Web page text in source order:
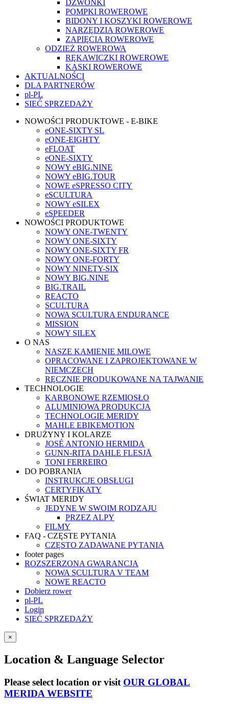
DZWONKI
POMPKI ROWEROWE
BIDONY I KOSZYKI ROWEROWE
NARZĘDZIA ROWEROWE
ZAPIĘCIA ROWEROWE
ODZIEŻ ROWEROWA
RĘKAWICZKI ROWEROWE
KASKI ROWEROWE
AKTUALNOŚCI
DLA PARTNERÓW
pl-PL
SIEĆ SPRZEDAŻY
NOWOŚCI PRODUKTOWE - E-BIKE
eONE-SIXTY SL
eONE-EIGHTY
eFLOAT
eONE-SIXTY
NOWY eBIG.NINE
NOWY eBIG.TOUR
NOWE eSPRESSO CITY
eSCULTURA
NOWY eSILEX
eSPEEDER
NOWOŚCI PRODUKTOWE
NOWY ONE-TWENTY
NOWY ONE-SIXTY
NOWY ONE-SIXTY FR
NOWY ONE-FORTY
NOWY NINETY-SIX
NOWY BIG.NINE
BIG.TRAIL
REACTO
SCULTURA
NOWA SCULTURA ENDURANCE
MISSION
NOWY SILEX
O NAS
NASZE KAMIENIE MILOWE
OPRACOWANE I ZAPROJEKTOWANE W
NIEMCZECH
RĘCZNIE PRODUKOWANE NA TAJWANIE
TECHNOLOGIE
KARBONOWE RZEMIOSŁO
ALUMINIOWA PRODUKCJA
TECHNOLOGIE MERIDY
MAHLE EBIKEMOTION
DRUŻYNY I KOLARZE
JOSÉ ANTONIO HERMIDA
GUNN-RITA DAHLE FLESJÅ
TONI FERREIRO
DO POBRANIA
INSTRUKCJE OBSŁUGI
CERTYFIKATY
ŚWIAT MERIDY
JEDYNE W SWOIM RODZAJU
PRZEZ ALPY
FILMY
FAQ - CZĘSTE PYTANIA
CZĘSTO ZADAWANE PYTANIA
footer pages
ROZSZERZONA GWARANCJA
NOWA SCULTURA V TEAM
NOWE REACTO
Dobierz rower
pl-PL
Login
SIEĆ SPRZEDAŻY
×
Location & Language Selector
Please select location or visit OUR GLOBAL
MERIDA WEBSITE